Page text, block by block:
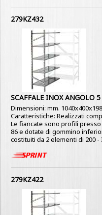
279KZ432
SCAFFALE INOX ANGOLO
Dimensioni: mm.
Caratteristiche: Realizzati
Le fiancate sono profili
86 e dotate di gommino
costituiti da 2 elementi di 200 -
279KZ422